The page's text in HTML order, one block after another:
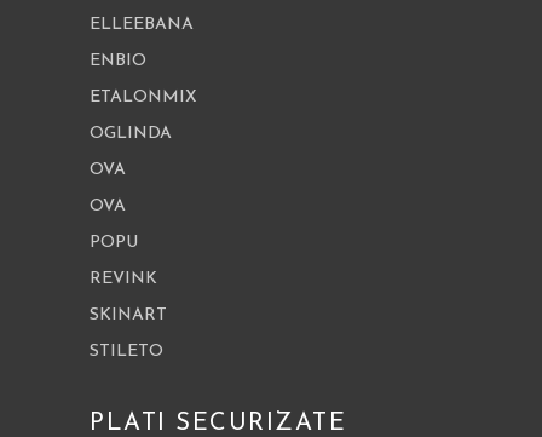
ELLEEBANA
ENBIO
ETALONMIX
OGLINDA
OVA
OVA
POPU
REVINK
SKINART
STILETO
PLATI SECURIZATE